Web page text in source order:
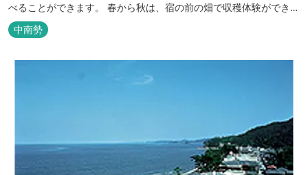
べることができます。 春から秋は、宿の前の畑で収穫体験ができ、
その野菜で夕食もできます。
中南勢